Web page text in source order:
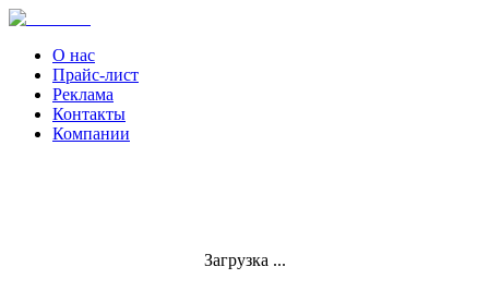
О нас
Прайс-лист
Реклама
Контакты
Компании
Загрузка ...